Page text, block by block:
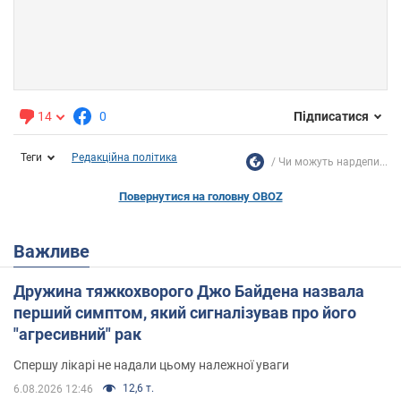
14 0 Підписатися
Теги Редакційна політика Чи можуть нардепи...
Повернутися на головну OBOZ
Важливе
Дружина тяжкохворого Джо Байдена назвала
перший симптом, який сигналізував про його
"агресивний" рак
Спершу лікарі не надали цьому належної уваги
6.08.2026 12:46 12,6 т.